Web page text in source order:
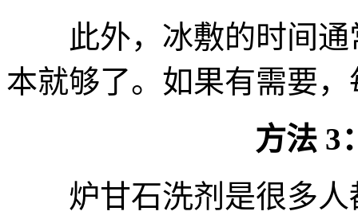
此外，冰敷的时间通
本就够了。如果有需要
方法 3
炉甘石洗剂是很多人